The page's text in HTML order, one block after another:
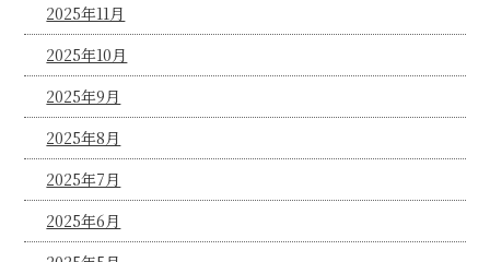
2025年11月
2025年10月
2025年9月
2025年8月
2025年7月
2025年6月